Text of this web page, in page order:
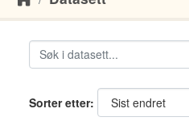
Sorter etter